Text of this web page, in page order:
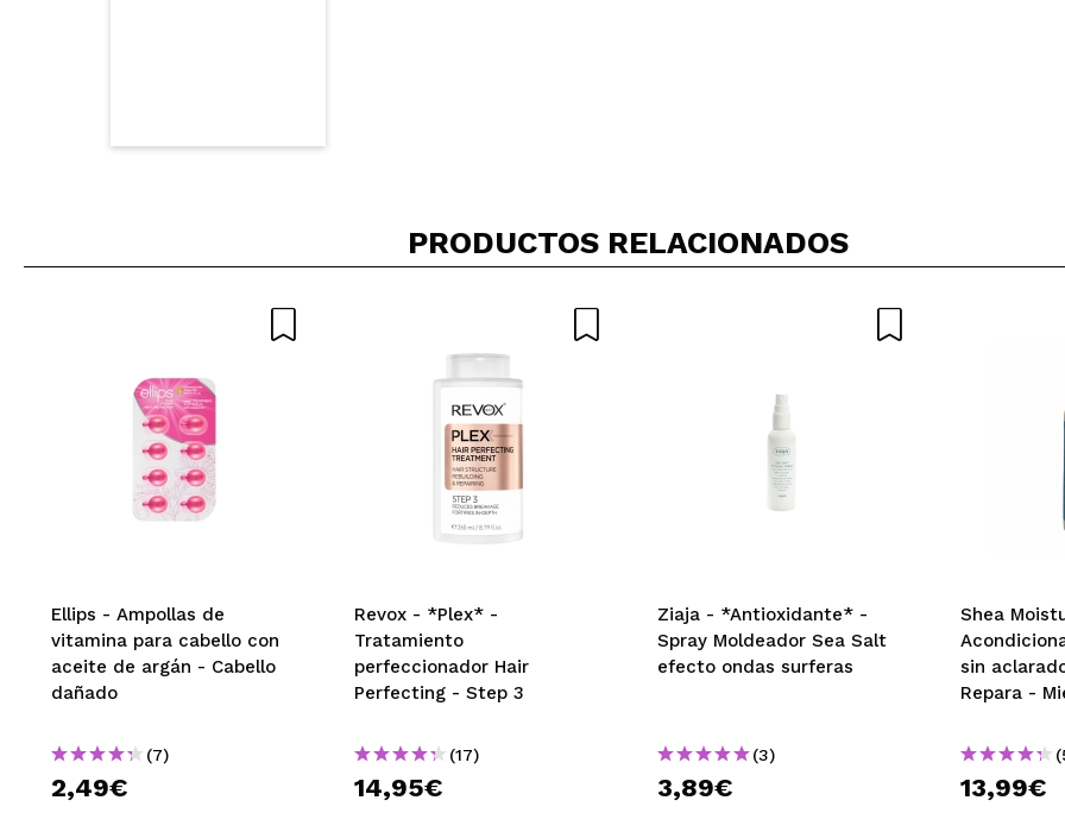
PRODUCTOS RELACIONADOS
Ellips - Ampollas de
vitamina para cabello con
aceite de argán - Cabello
dañado
(7)
2,49€
Revox - *Plex* -
Tratamiento
perfeccionador Hair
Perfecting - Step 3
(17)
14,95€
Ziaja - *Antioxidante* -
Spray Moldeador Sea Salt
efecto ondas surferas
(3)
3,89€
Shea
sin
Repara -
13,99€